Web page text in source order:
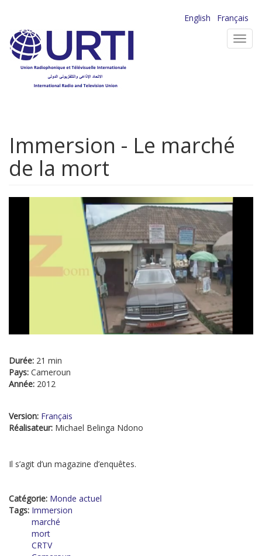
contenu
principal
English
Français
Immersion - Le marché
de la mort
Durée: 21 min
Pays: Cameroun
Année: 2012
Version: Français
Réalisateur: Michael Belinga Ndono
Il s’agit d’un magazine d’enquêtes.
Catégorie: Monde actuel
Tags: Immersion
marché
mort
CRTV